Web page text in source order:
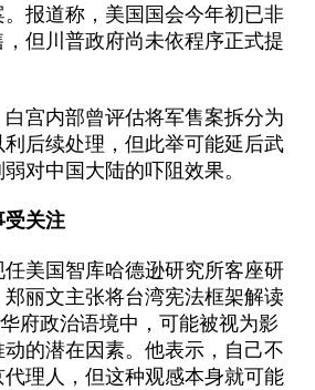
报道称，美国国会今年初已非
但川普政府尚未依程序正式提
宫内部曾评估将军售案拆分为
后续处理，但此举可能延后武
对中国大陆的吓阻效果。
受关注
美国智库哈德逊研究所客座研
丽文主张将台湾宪法框架解读
府政治语境中，可能被视为影
的潜在因素。他表示，自己不
理人，但这种观感本身就可能